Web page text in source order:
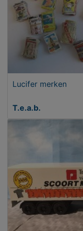
Lucifer merken
T.e.a.b.